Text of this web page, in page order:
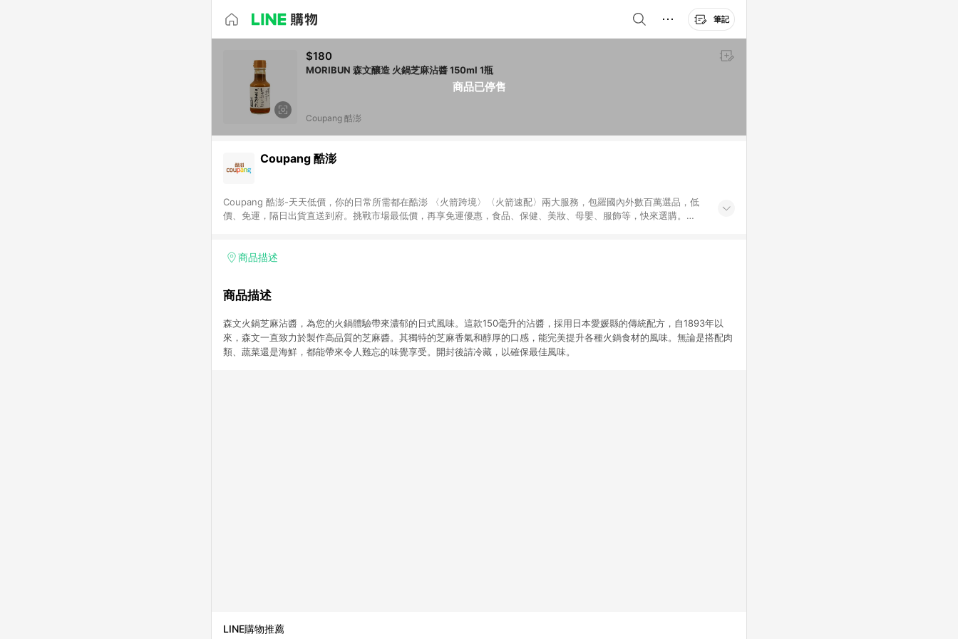
筆記
商品已停售
$180
MORIBUN 森文釀造 火鍋芝麻沾醬 150ml 1瓶
Coupang 酷澎
Coupang 酷澎
Coupang 酷澎-天天低價，你的日常所需都在酷澎 〈火箭跨境〉〈火箭速配〉兩大服務，包羅國內外數百萬選品，低
價、免運，隔日出貨直送到府。挑戰市場最低價，再享免運優惠，食品、保健、美妝、母嬰、服飾等，快來選購。
商品描述
商品描述
森文火鍋芝麻沾醬，為您的火鍋體驗帶來濃郁的日式風味。這款150毫升的沾醬，採用日本愛媛縣的傳統配方，自1893年以
來，森文一直致力於製作高品質的芝麻醬。其獨特的芝麻香氣和醇厚的口感，能完美提升各種火鍋食材的風味。無論是搭配肉
類、蔬菜還是海鮮，都能帶來令人難忘的味覺享受。開封後請冷藏，以確保最佳風味。
LINE購物推薦